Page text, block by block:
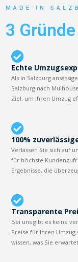
MADE IN
3 Gründe
Echte
Als in Salzburg
Salzburg nach
Ziel, um Ihren Umzug
100%
Verlassen Sie sich auf
für höchste
Ergebnisse, die
Transparente
Bei uns gibt es keine
Preise für Ihren Umzug
wissen, was Sie erwartet.